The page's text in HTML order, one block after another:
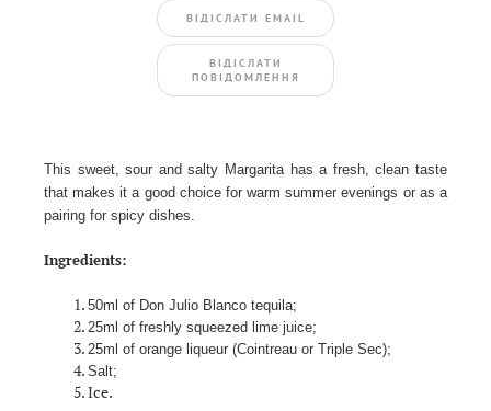
ВIДIСЛАТИ EMAIL
BIДIСЛАТИ
ПОВIДОМЛЕННЯ
This sweet, sour and salty Margarita has a fresh, clean taste
that makes it a good choice for warm summer evenings or as a
pairing for spicy dishes.
Ingredients:
50ml of Don Julio Blanco tequila;
25ml of freshly squeezed lime juice;
25ml of orange liqueur (Cointreau or Triple Sec);
Salt;
Ice.